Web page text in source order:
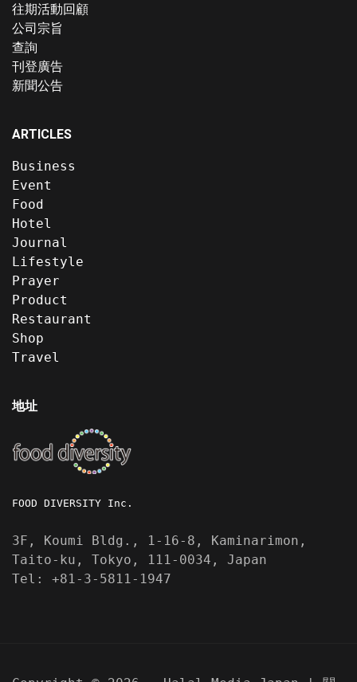
往期活動回顧
公司宗旨
查詢
刊登廣告
新聞公告
ARTICLES
Business
Event
Food
Hotel
Journal
Lifestyle
Prayer
Product
Restaurant
Shop
Travel
地址
FOOD DIVERSITY Inc.
3F, Koumi Bldg., 1-16-8, Kaminarimon,
Taito-ku, Tokyo, 111-0034, Japan
Tel: +81-3-5811-1947